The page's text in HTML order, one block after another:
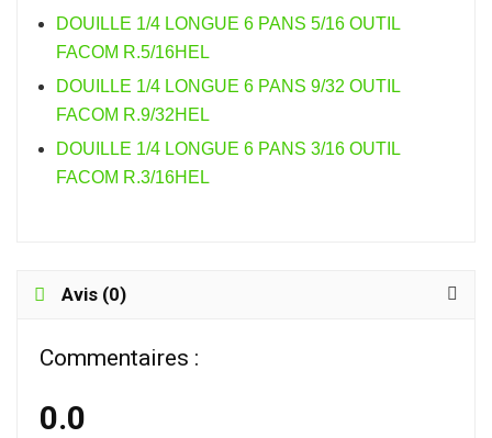
DOUILLE 1/4 LONGUE 6 PANS 5/16 OUTIL
FACOM R.5/16HEL
DOUILLE 1/4 LONGUE 6 PANS 9/32 OUTIL
FACOM R.9/32HEL
DOUILLE 1/4 LONGUE 6 PANS 3/16 OUTIL
FACOM R.3/16HEL
Avis (0)
Commentaires :
0.0